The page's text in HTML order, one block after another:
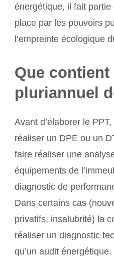
énergétique, il fait
place par les pouvoirs
l’empreinte écologique
Que contient
pluriannuel
Avant d’élaborer le
réaliser un DPE ou un
faire réaliser une
équipements de
diagnostic de
Dans certains cas
privatifs, insalubrité) la
réaliser un diagnostic
qu’un audit énergétique.